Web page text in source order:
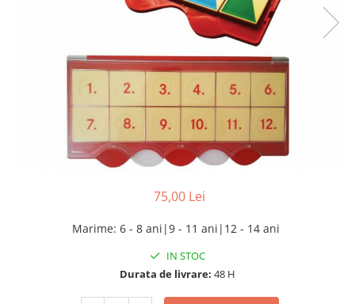
75,00 Lei
Marime: 6 - 8 ani|9 - 11 ani|12 - 14 ani
IN STOC
Durata de livrare: 48 H